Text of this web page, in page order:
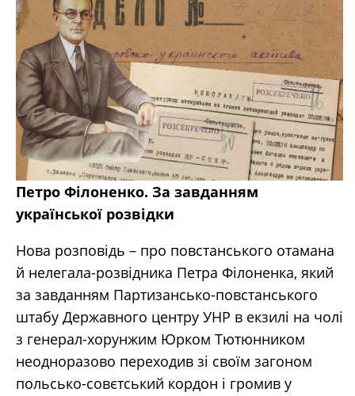
Петро Філоненко. За завданням
української розвідки
Нова розповідь – про повстанського отамана
й нелегала-розвідника Петра Філоненка, який
за завданням Партизансько-повстанського
штабу Державного центру УНР в екзилі на чолі
з генерал-хорунжим Юрком Тютюнником
неодноразово переходив зі своїм загоном
польсько-совєтський кордон і громив у